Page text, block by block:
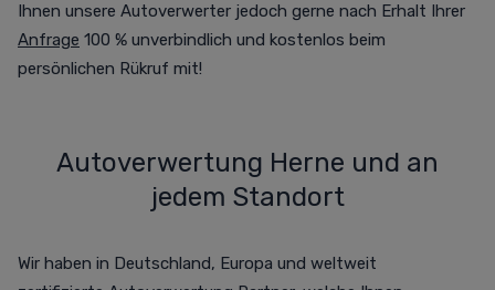
Ihnen unsere Autoverwerter jedoch gerne nach Erhalt Ihrer
Anfrage 100 % unverbindlich und kostenlos beim
persönlichen Rükruf mit!
Autoverwertung Herne und an
jedem Standort
Wir haben in Deutschland, Europa und weltweit